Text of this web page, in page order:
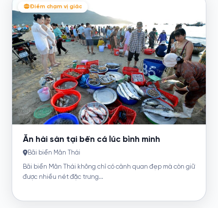
Điểm chạm vị giác
Ăn hải sản tại bến cá lúc bình minh
Bãi biển Mân Thái
Bãi biển Mân Thái không chỉ có cảnh quan đẹp mà còn giữ
được nhiều nét đặc trưng...